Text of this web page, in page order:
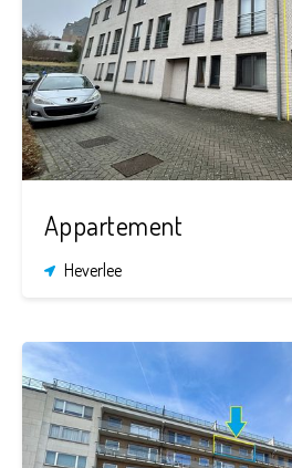
2
87 m²
Appartement
Heverlee